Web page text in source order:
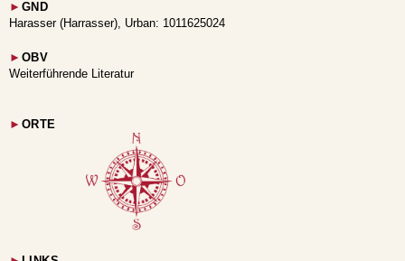
► GND
Harasser (Harrasser), Urban: 1011625024
► OBV
Weiterführende Literatur
► ORTE